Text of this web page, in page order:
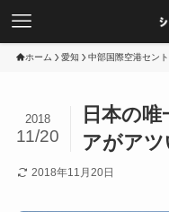
ホーム 愛知 中部国際空港セント
日本の
アがアツ
2018
11/20
2018年11月20日